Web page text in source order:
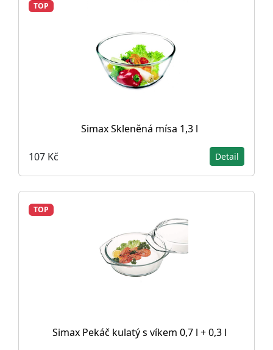
TOP
Simax Skleněná mísa 1,3 l
107 Kč Detail
TOP
Simax Pekáč kulatý s víkem 0,7 l + 0,3 l